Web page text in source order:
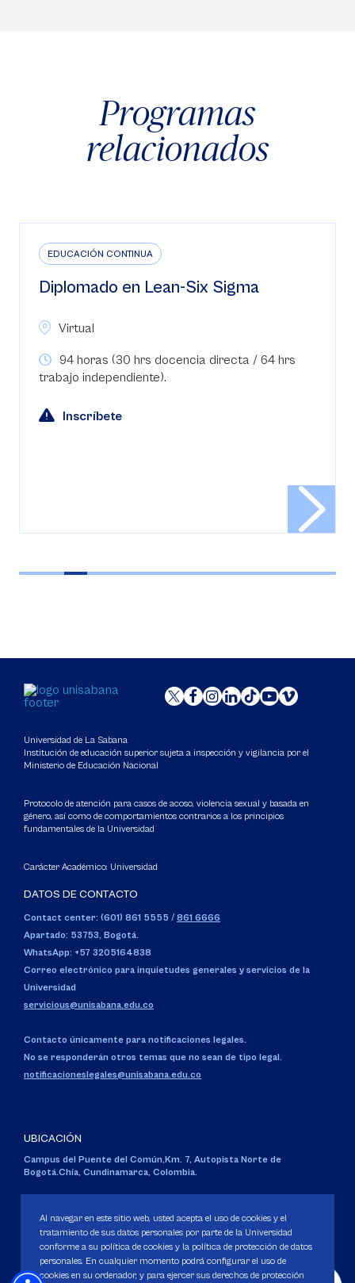
Programas
relacionados
EDUCACIÓN CONTINUA
Diplomado en Lean-Six Sigma
Virtual
94 horas (30 hrs docencia directa / 64 hrs
trabajo independiente).
Inscríbete
Universidad de La Sabana
Institución de educación superior sujeta a inspección y vigilancia por el
Ministerio de Educación Nacional
Protocolo de atención para casos de acoso, violencia sexual y basada en
género, así como de comportamientos contrarios a los principios
fundamentales de la Universidad
Carácter Académico: Universidad
DATOS DE CONTACTO
Contact center: (601) 861 5555 / 861 6666
Apartado: 53753, Bogotá.
WhatsApp: +57 3205164838
Correo electrónico para inquietudes generales y servicios de la
Universidad
servicious@unisabana.edu.co
Contacto únicamente para notificaciones legales.
No se responderán otros temas que no sean de tipo legal.
notificacioneslegales@unisabana.edu.co
UBICACIÓN
Campus del Puente del Común,Km. 7, Autopista Norte de
Bogotá.Chía, Cundinamarca, Colombia.
Personería Jurídica:Resolución 130 del 14 de enero de 1980.
Ministerio de Educación Nacional.
Al navegar en este sitio web, usted acepta el uso de cookies y el
tratamiento de sus datos personales por parte de la Universidad
conforme a su política de cookies y la política de protección de datos
personales. En cualquier momento podrá configurar el uso de
cookies en su ordenador, y para ejercer sus derechos de protección